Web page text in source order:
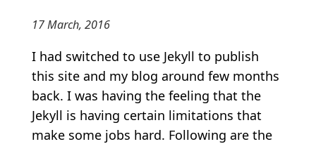
17 March, 2016
I had switched to use Jekyll to publish
this site and my blog around few months
back. I was having the feeling that the
Jekyll is having certain limitations that
make some jobs hard. Following are the